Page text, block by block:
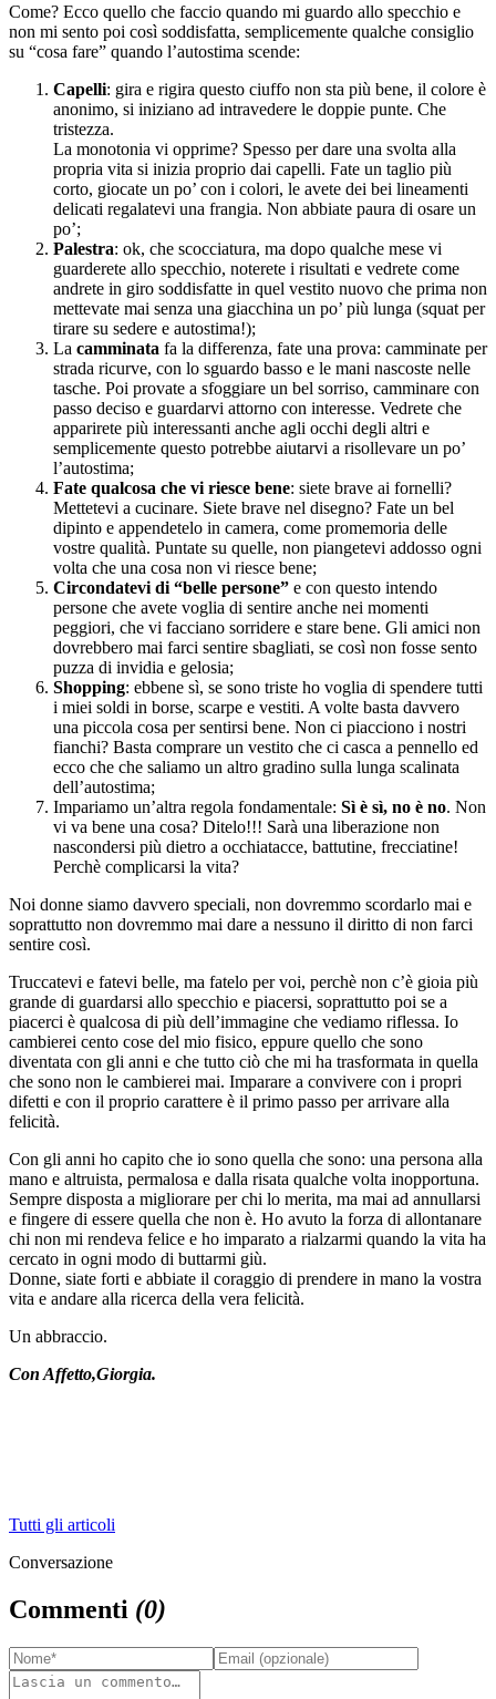
Come? Ecco quello che faccio quando mi guardo allo specchio e
non mi sento poi così soddisfatta, semplicemente qualche consiglio
su “cosa fare” quando l’autostima scende:
Capelli: gira e rigira questo ciuffo non sta più bene, il colore è
anonimo, si iniziano ad intravedere le doppie punte. Che
tristezza.
La monotonia vi opprime? Spesso per dare una svolta alla
propria vita si inizia proprio dai capelli. Fate un taglio più
corto, giocate un po’ con i colori, le avete dei bei lineamenti
delicati regalatevi una frangia. Non abbiate paura di osare un
po’;
Palestra: ok, che scocciatura, ma dopo qualche mese vi
guarderete allo specchio, noterete i risultati e vedrete come
andrete in giro soddisfatte in quel vestito nuovo che prima non
mettevate mai senza una giacchina un po’ più lunga (squat per
tirare su sedere e autostima!);
La camminata fa la differenza, fate una prova: camminate per
strada ricurve, con lo sguardo basso e le mani nascoste nelle
tasche. Poi provate a sfoggiare un bel sorriso, camminare con
passo deciso e guardarvi attorno con interesse. Vedrete che
apparirete più interessanti anche agli occhi degli altri e
semplicemente questo potrebbe aiutarvi a risollevare un po’
l’autostima;
Fate qualcosa che vi riesce bene: siete brave ai fornelli?
Mettetevi a cucinare. Siete brave nel disegno? Fate un bel
dipinto e appendetelo in camera, come promemoria delle
vostre qualità. Puntate su quelle, non piangetevi addosso ogni
volta che una cosa non vi riesce bene;
Circondatevi di “belle persone” e con questo intendo
persone che avete voglia di sentire anche nei momenti
peggiori, che vi facciano sorridere e stare bene. Gli amici non
dovrebbero mai farci sentire sbagliati, se così non fosse sento
puzza di invidia e gelosia;
Shopping: ebbene sì, se sono triste ho voglia di spendere tutti
i miei soldi in borse, scarpe e vestiti. A volte basta davvero
una piccola cosa per sentirsi bene. Non ci piacciono i nostri
fianchi? Basta comprare un vestito che ci casca a pennello ed
ecco che che saliamo un altro gradino sulla lunga scalinata
dell’autostima;
Impariamo un’altra regola fondamentale: Sì è sì, no è no. Non
vi va bene una cosa? Ditelo!!! Sarà una liberazione non
nascondersi più dietro a occhiatacce, battutine, frecciatine!
Perchè complicarsi la vita?
Noi donne siamo davvero speciali, non dovremmo scordarlo mai e
soprattutto non dovremmo mai dare a nessuno il diritto di non farci
sentire così.
Truccatevi e fatevi belle, ma fatelo per voi, perchè non c’è gioia più
grande di guardarsi allo specchio e piacersi, soprattutto poi se a
piacerci è qualcosa di più dell’immagine che vediamo riflessa. Io
cambierei cento cose del mio fisico, eppure quello che sono
diventata con gli anni e che tutto ciò che mi ha trasformata in quella
che sono non le cambierei mai. Imparare a convivere con i propri
difetti e con il proprio carattere è il primo passo per arrivare alla
felicità.
Con gli anni ho capito che io sono quella che sono: una persona alla
mano e altruista, permalosa e dalla risata qualche volta inopportuna.
Sempre disposta a migliorare per chi lo merita, ma mai ad annullarsi
e fingere di essere quella che non è. Ho avuto la forza di allontanare
chi non mi rendeva felice e ho imparato a rialzarmi quando la vita ha
cercato in ogni modo di buttarmi giù.
Donne, siate forti e abbiate il coraggio di prendere in mano la vostra
vita e andare alla ricerca della vera felicità.
Un abbraccio.
Con Affetto,Giorgia.
Tutti gli articoli
Conversazione
Commenti (0)